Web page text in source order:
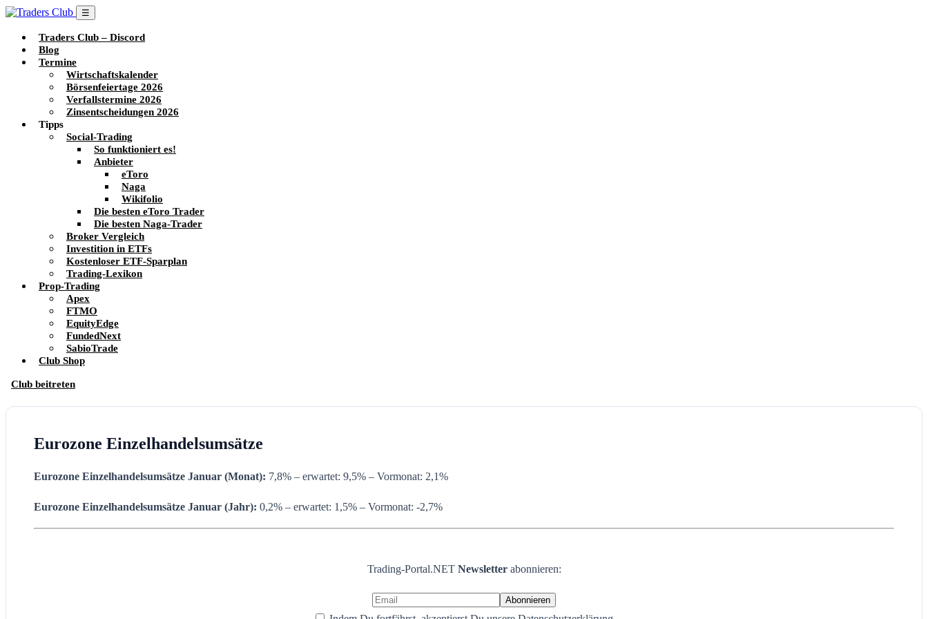
☰
Traders Club – Discord
Blog
Termine
Wirtschaftskalender
Börsenfeiertage 2026
Verfallstermine 2026
Zinsentscheidungen 2026
Tipps
Social-Trading
So funktioniert es!
Anbieter
eToro
Naga
Wikifolio
Die besten eToro Trader
Die besten Naga-Trader
Broker Vergleich
Investition in ETFs
Kostenloser ETF-Sparplan
Trading-Lexikon
Prop-Trading
Apex
FTMO
EquityEdge
FundedNext
SabioTrade
Club Shop
Club beitreten
Eurozone Einzelhandelsumsätze
Eurozone Einzelhandelsumsätze Januar (Monat): 7,8% – erwartet: 9,5% – Vormonat: 2,1%
Eurozone Einzelhandelsumsätze Januar (Jahr): 0,2% – erwartet: 1,5% – Vormonat: -2,7%
Trading-Portal.NET Newsletter abonnieren: